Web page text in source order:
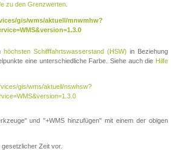
zu den Grenzwerten
gis/wms/aktuell/mnwmhw?
höchsten Schifffahrtswasserstand (HSW) in Beziehung
eine unterschiedliche Farbe. Siehe auch die Hilfe
gis/wms/aktuell/nswhsw?
und "+WMS hinzufügen" mit einem der obigen
Zeit vor.